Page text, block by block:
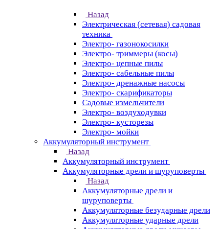
Назад
Электрическая (сетевая) садовая
техника
Электро- газонокосилки
Электро- триммеры (косы)
Электро- цепные пилы
Электро- сабельные пилы
Электро- дренажные насосы
Электро- скарификаторы
Садовые измельчители
Электро- воздуходувки
Электро- кусторезы
Электро- мойки
Аккумуляторный инструмент
Назад
Аккумуляторный инструмент
Аккумуляторные дрели и шуруповерты
Назад
Аккумуляторные дрели и
шуруповерты
Аккумуляторные безударные дрели
Аккумуляторные ударные дрели